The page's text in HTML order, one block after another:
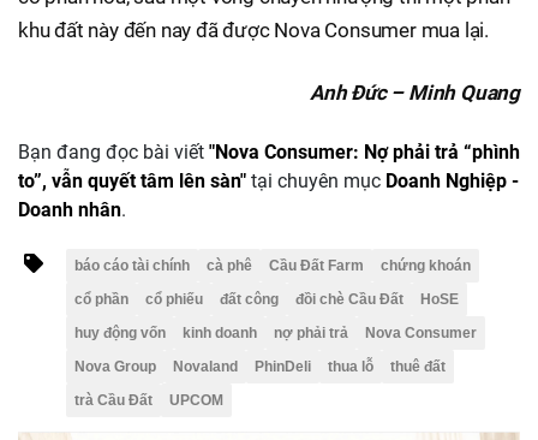
khu đất này đến nay đã được Nova Consumer mua lại.
Anh Đức – Minh Quang
Bạn đang đọc bài viết "Nova Consumer: Nợ phải trả “phình
to”, vẫn quyết tâm lên sàn" tại chuyên mục Doanh Nghiệp -
Doanh nhân.
báo cáo tài chính cà phê Cầu Đất Farm
chứng khoán
cổ phần
cổ phiếu đất công đồi chè Cầu Đất
HoSE
huy động vốn
kinh doanh nợ phải trả
Nova Consumer
Nova Group
Novaland PhinDeli thua lỗ
thuê đất
trà Cầu Đất
UPCOM